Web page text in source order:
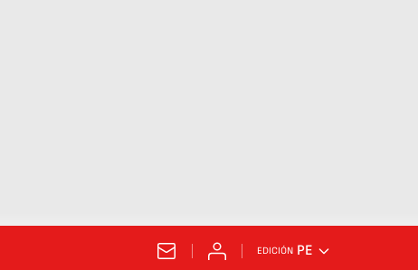
EDICIÓN PE